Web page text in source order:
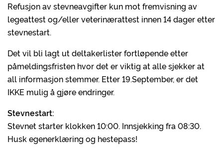
Refusjon av stevneavgifter kun mot fremvisning av
legeattest og/eller veterinærattest innen 14 dager etter
stevnestart.
Det vil bli lagt ut deltakerlister fortløpende etter
påmeldingsfristen hvor det er viktig at alle sjekker at
all informasjon stemmer. Etter 19.September, er det
IKKE mulig å gjøre endringer.
Stevnestart:
Stevnet starter klokken 10:00. Innsjekking fra 08:30.
Husk egenerklæring og hestepass!